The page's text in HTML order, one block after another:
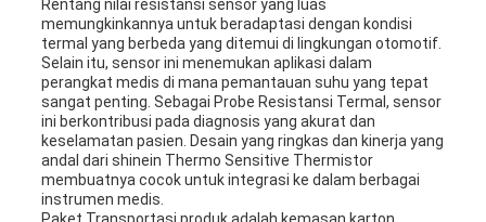
Rentang nilai resistansi sensor yang luas
memungkinkannya untuk beradaptasi dengan kondisi
termal yang berbeda yang ditemui di lingkungan otomotif.
Selain itu, sensor ini menemukan aplikasi dalam
perangkat medis di mana pemantauan suhu yang tepat
sangat penting. Sebagai Probe Resistansi Termal, sensor
ini berkontribusi pada diagnosis yang akurat dan
keselamatan pasien. Desain yang ringkas dan kinerja yang
andal dari shinein Thermo Sensitive Thermistor
membuatnya cocok untuk integrasi ke dalam berbagai
instrumen medis.